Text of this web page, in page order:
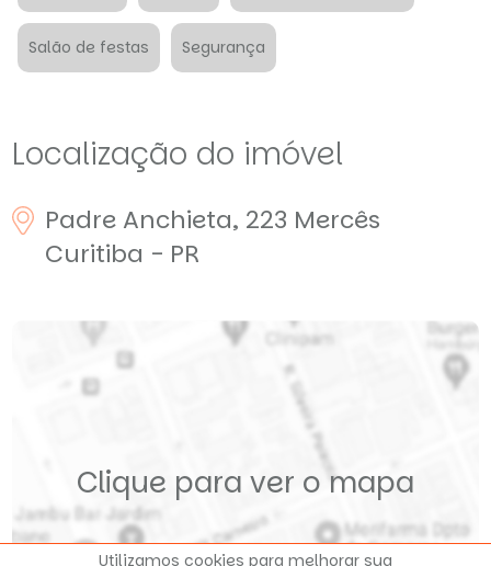
Salão de festas Segurança
Localização do imóvel
Padre Anchieta, 223 Mercês
Curitiba - PR
Clique para ver o mapa
Utilizamos cookies para melhorar sua